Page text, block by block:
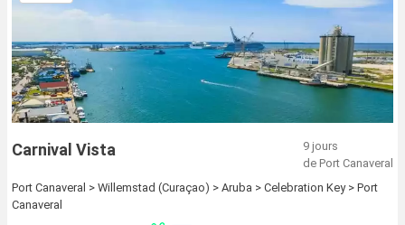
Carnival Vista
9 jours
de Port Canaveral
Port Canaveral > Willemstad (Curaçao) > Aruba > Celebration Key > Port
Canaveral